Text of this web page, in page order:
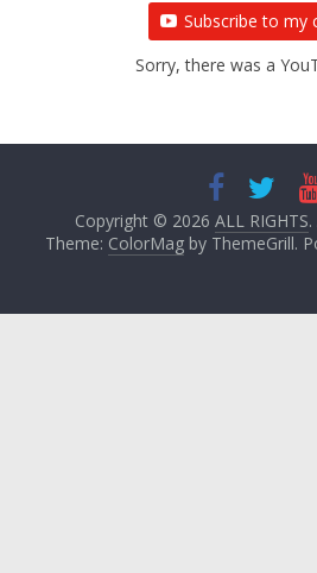
Subscribe to my
Sorry, there was a
Copyright © 2026 ALL RIGHTS
Theme: ColorMagby ThemeGrill.